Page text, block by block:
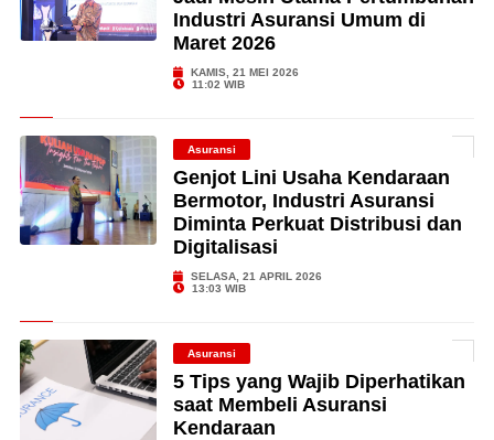
Industri Asuransi Umum di
Maret 2026
KAMIS, 21 MEI 2026
11:02 WIB
Asuransi
Genjot Lini Usaha Kendaraan
Bermotor, Industri Asuransi
Diminta Perkuat Distribusi dan
Digitalisasi
SELASA, 21 APRIL 2026
13:03 WIB
Asuransi
5 Tips yang Wajib Diperhatikan
saat Membeli Asuransi
Kendaraan